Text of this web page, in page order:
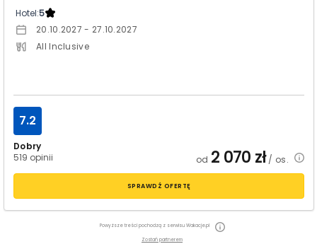
Hotel:5
20.10.2027 - 27.10.2027
All Inclusive
Dobry
519 opinii
7.2
od 2 070 zł/ os.
SPRAWDŹ OFERTĘ
Powyższe treści pochodzą z serwisu Wakacje.pl
Zostań partnerem